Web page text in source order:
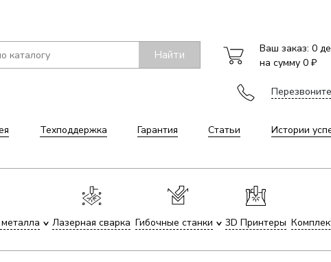
Найти Ваш заказ: 0
на сумму 0 ₽
Техподдержка Гарантия Статьи Истории
Лазерная сварка Гибочные станки 3D Принтеры